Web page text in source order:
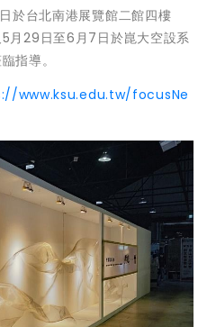
於台北南港展覽館二館四樓
5月29日至6月7日於崑大空設系
指導。
www.ksu.edu.tw/focusNe